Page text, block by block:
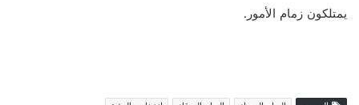
يمتلكون زمام الأمور.